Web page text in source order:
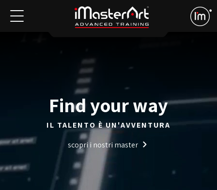
Find your way
IL TALENTO È UN'AVVENTURA
scopri i nostri master